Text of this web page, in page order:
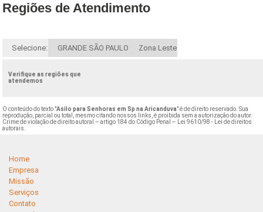
Regiões de Atendimento
Selecione: GRANDE SÃO PAULO Zona Leste
Verifique as regiões que
atendemos
O conteúdo do texto "Asilo para Senhoras em Sp na Aricanduva" é de direito reservado. Sua
reprodução, parcial ou total, mesmo citando nossos links, é proibida sem a autorização do autor.
Crime de violação de direito autoral – artigo 184 do Código Penal –
Lei 9610/98 - Lei de direitos
autorais
Home
Empresa
Missão
Serviços
Contato